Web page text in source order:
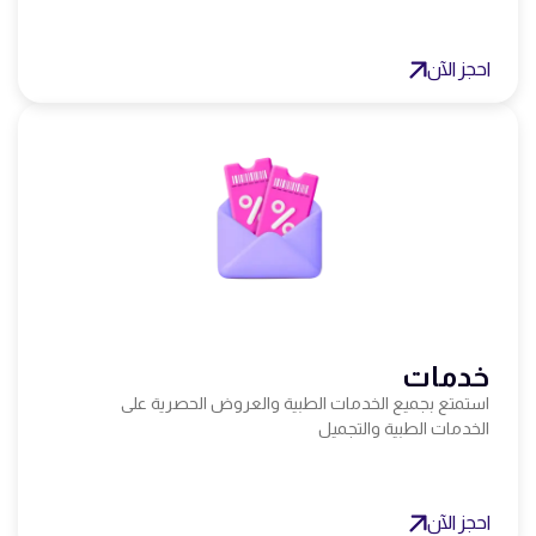
احجز الآن
خدمات
استمتع بجميع الخدمات الطبية والعروض الحصرية على
الخدمات الطبية والتجميل
احجز الآن